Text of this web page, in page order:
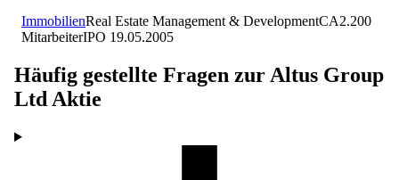
ImmobilienReal Estate Management & DevelopmentCA2.200
MitarbeiterIPO 19.05.2005
Häufig gestellte Fragen zur Altus Group
Ltd Aktie